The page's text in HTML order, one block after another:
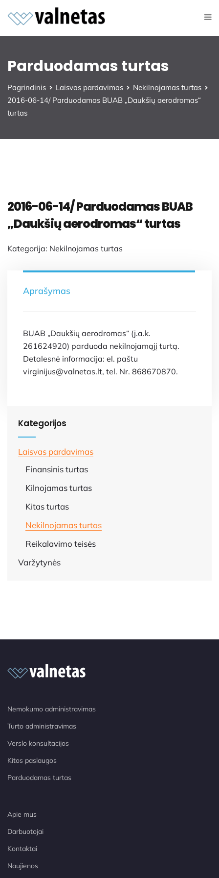
Parduodamas turtas
Pagrindinis Laisvas pardavimas
Nekilnojamas turtas
2016-06-14/ Parduodamas BUAB „Daukšių aerodromas“
turtas
2016-06-14/ Parduodamas BUAB
„Daukšių aerodromas“ turtas
Kategorija: Nekilnojamas turtas
Aprašymas
BUAB „Daukšių aerodromas“ (j.a.k.
261624920) parduoda nekilnojamąjį turtą.
Detalesnė informacija: el. paštu
virginijus@valnetas.lt, tel. Nr. 868670870.
Kategorijos
Laisvas pardavimas
Finansinis turtas
Kilnojamas turtas
Kitas turtas
Nekilnojamas turtas
Reikalavimo teisės
Varžytynės
Nemokumo administravimas
Turto administravimas
Verslo konsultacijos
Kitos paslaugos
Parduodamas turtas
Apie mus
Darbuotojai
Kontaktai
Naujienos